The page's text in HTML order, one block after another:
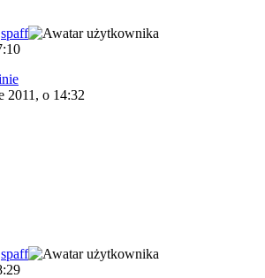
spaff
2011, o 14:32
spaff